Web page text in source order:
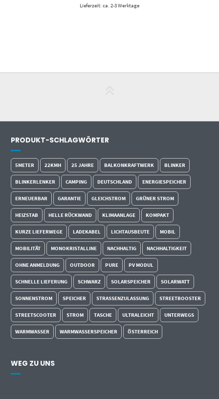
Lieferzeit: ca. 2-3 Werktage
PRODUKT-SCHLAGWÖRTER
5METER 22KMH 25 JAHRE BALKONKRAFTWERK BLINKER
BLINKERLENKER CAMPING DEUTSCHLAND ENERGIESPEICHER
ERNEUERBAR GARANTIE GLEICHSTROM GRÜNER STROM
HEIZSTAB HELLE RÜCKWAND KLIMAANLAGE KOMPAKT
KURZE LIEFERWEGE LADEKABEL LICHTAUSBEUTE MOBIL
MOBILITÄT MONOKRISTALLINE NACHHALTIG NACHHALTIGKEIT
OHNE ANMELDUNG OUTDOOR PURE PV MODUL
SCHNELLE LIEFERUNG SCHWARZ SOLARSPEICHER SOLARWATT
SONNENSTROM SPEICHER STRASSENZULASSUNG STREETBOOSTER
STREETSCOOTER STROM TASCHE ULTRALEICHT UNTERWEGS
WARMWASSER WARMWASSERSPEICHER ÖSTERREICH
WEG ZU UNS